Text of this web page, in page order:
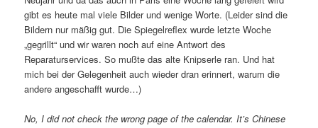
gibt es heute mal viele Bilder und wenige Worte. (Leider sind die
Bildern nur mäßig gut. Die Spiegelreflex wurde letzte Woche
„gegrillt“ und wir waren noch auf eine Antwort des
Reparaturservices. So mußte das alte Knipserle ran. Und hat
mich bei der Gelegenheit auch wieder dran erinnert, warum die
andere angeschafft wurde…)
No, I did not check the wrong page of the calendar. It’s Chinese